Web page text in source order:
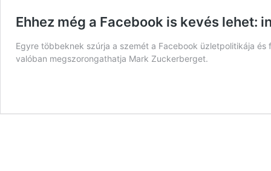
Ehhez még a Facebook is kevés lehet:
Egyre többeknek szúrja a szemét a Facebook üzletpolitikája
valóban megszorongathatja Mark Zuckerberget.